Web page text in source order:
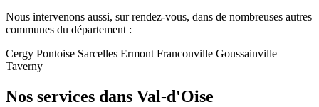
Nous intervenons aussi, sur rendez-vous, dans de nombreuses autres
communes du département :
Cergy Pontoise Sarcelles Ermont Franconville Goussainville
Taverny
Nos services dans Val-d'Oise